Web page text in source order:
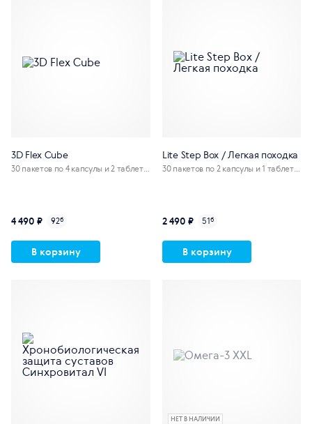
3D Flex Cube
30 пакетов по 4 капсулы и 2 таблетк
4 490 ₽ 92б
В корзину
Lite Step Box / Легкая походка
30 пакетов по 2 капсулы и 1 таблетк
2 490 ₽ 51б
В корзину
НЕТ В НАЛИЧИИ